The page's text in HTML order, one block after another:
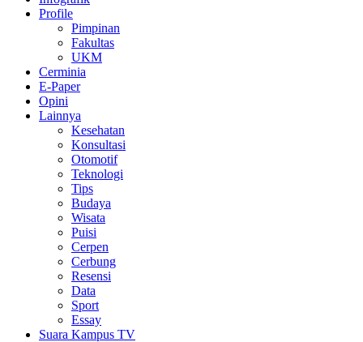
Profile
Pimpinan
Fakultas
UKM
Cerminia
E-Paper
Opini
Lainnya
Kesehatan
Konsultasi
Otomotif
Teknologi
Tips
Budaya
Wisata
Puisi
Cerpen
Cerbung
Resensi
Data
Sport
Essay
Suara Kampus TV